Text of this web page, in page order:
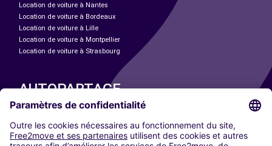
Location de voiture à Nantes
Location de voiture à Bordeaux
Location de voiture à Lille
Location de voiture à Montpellier
Location de voiture à Strasbourg
AUTOPARTAGE
Paris
Madrid